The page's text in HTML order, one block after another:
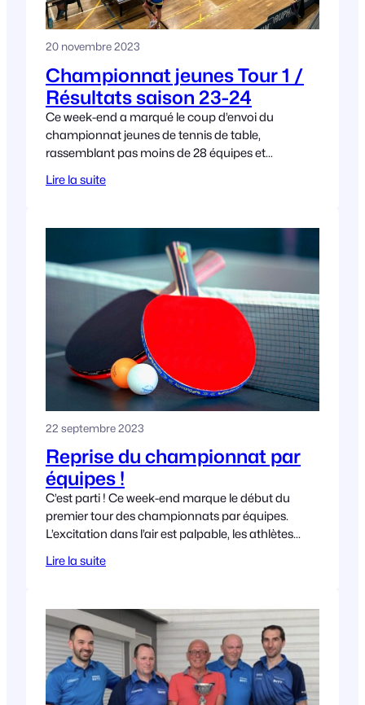
20 novembre 2023
Championnat jeunes Tour 1 /
Résultats saison 23-24
Ce week-end a marqué le coup d’envoi du
championnat jeunes de tennis de table,
rassemblant pas moins de 28 équipes et
L’événement a
Lire la suite
22 septembre 2023
Reprise du championnat par
équipes !
C’est parti ! Ce week-end marque le début du
premier tour des championnats par équipes.
L’excitation dans l’air est palpable, les athlètes
Lire la suite